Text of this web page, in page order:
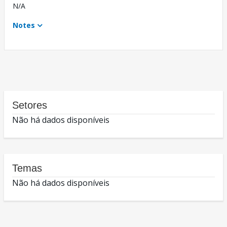
N/A
Notes
Setores
Não há dados disponíveis
Temas
Não há dados disponíveis